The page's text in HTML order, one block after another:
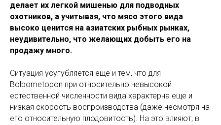
делает их легкой мишенью для подводных
охотников, а учитывая, что мясо этого вида
высоко ценится на азиатских рыбных рынках,
неудивительно, что желающих добыть его на
продажу много.
Ситуация усугубляется еще и тем, что для
Bolbometopon при относительно невысокой
естественной численности вида характерна еще и
низкая скорость воспроизводства (даже несмотря на
его относительную плодовитость). На это влияют, в